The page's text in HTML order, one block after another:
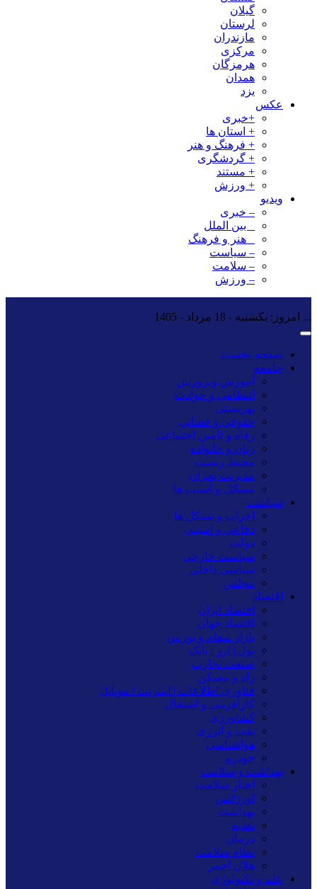
گیلان
لرستان
مازندران
مرکزی
هرمزگان
همدان
یزد
عکس
+خبری
+ استان ها
+ فرهنگ و هنر
+ گردشگری
+ مستند
+ ورزش
ویدیو
– خبری
_ بین الملل
_ هنر و فرهنگ
– سیاست
– سلامت
– ورزش
... امروز: یکشنبه - 18 مرداد - 1405
صفحه نخست
جامعه
آموزش وپرورش
انتظامی و حوادث
بهزیستی
حقوقی و قضائی
رفاه و تأمین اجتماعی
زنان و خانواده
محیط زیست
مدیریت بحران
مسائل و آسیب ها
سیاست
احزاب و تشکل ها
دفاعی و امنیتی
دولت
سیاست خارجی
سیاسی داخلی
مجلس
اقتصاد
اقتصاد ایران
اقتصاد جهان
بازار سهام و بورس
پول | ارز | بانک
صنعت تجارت
راه و مسکن
فناوری اطلاعات | اینترنت | موبایل
کارآفرینی و اشتغال
کشاورزی
نفت و انرژی
هواشناسی
خودرو
بهداشت و سلامت
اخبار سلامت
اورژانس
بهداشت
تغدیه
درمان
نظام سلامت
هلال احمر
علم و تکنولوژی